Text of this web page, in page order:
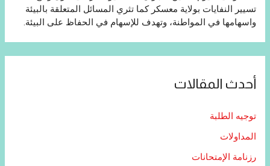
تسيير النفايات بولاية معسكر كما تثري المسائل المتعلقة بالبيئة
واسهامها في المواطنة، وتهدف للإسهام في الحفاظ على البيئة.
أحدث المقالات
توجيه الطلبة
المداولات
رزنامة الإمتحانات